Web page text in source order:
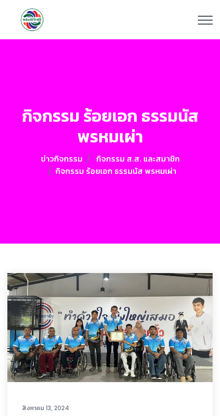
กิจกรรม ร้อยเอก ธรรมนัส
พรหมเผ่า
ข่าวกิจกรรม
กิจกรรม ส.ส. และสมาชิก
กิจกรรม ร้อยเอก ธรรมนัส พรหมเผ่า
สิงหาคม 13, 2024